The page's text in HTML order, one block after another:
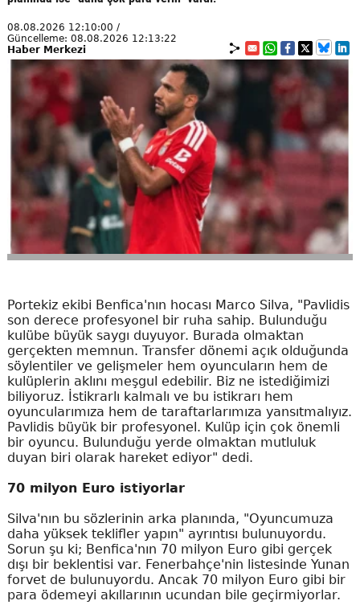
08.08.2026 12:10:00 /
Güncelleme: 08.08.2026 12:13:22
Haber Merkezi
Portekiz ekibi Benfica'nın hocası Marco Silva, "Pavlidis
son derece profesyonel bir ruha sahip. Bulunduğu
kulübe büyük saygı duyuyor. Burada olmaktan
gerçekten memnun. Transfer dönemi açık olduğunda
söylentiler ve gelişmeler hem oyuncuların hem de
kulüplerin aklını meşgul edebilir. Biz ne istediğimizi
biliyoruz. İstikrarlı kalmalı ve bu istikrarı hem
oyuncularımıza hem de taraftarlarımıza yansıtmalıyız.
Pavlidis büyük bir profesyonel. Kulüp için çok önemli
bir oyuncu. Bulunduğu yerde olmaktan mutluluk
duyan biri olarak hareket ediyor" dedi.
70 milyon Euro istiyorlar
Silva'nın bu sözlerinin arka planında, "Oyuncumuza
daha yüksek teklifler yapın" ayrıntısı bulunuyordu.
Sorun şu ki; Benfica'nın 70 milyon Euro gibi gerçek
dışı bir beklentisi var. Fenerbahçe'nin listesinde Yunan
forvet de bulunuyordu. Ancak 70 milyon Euro gibi bir
para ödemeyi akıllarının ucundan bile geçirmiyorlar.